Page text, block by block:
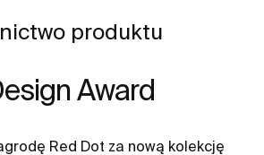
produktu
Award
Red Dot za nową kolekcję